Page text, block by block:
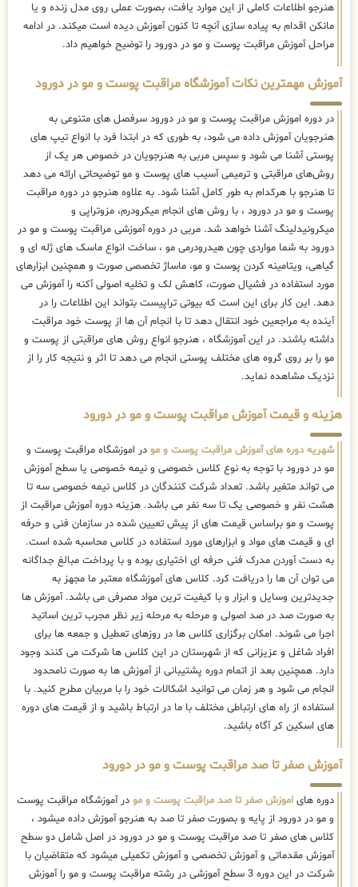
هنرجو اطلاعات کاملی از این موارد یافت، بصورت عملی روی مدل زنده و یا
مانکن اقدام به پیاده سازی آنچه تا کنون آموزش دیده است میکند. در ادامه
مراحل آموزش مراقبت پوست و مو در دورود را توضیح خواهیم داد.
آموزش مهمترین نکات آموزشگاه مراقبت پوست و مو در دورود
در دوره اموزش مراقبت پوست و مو در دورود سرفصل های متنوعی به
هنرجویان آموزش داده می شود، به طوری که در ابتدا فرد با انواع تیپ های
پوستی آشنا می شود و سپس مربی به هنرجویان در خصوص هر یک از
روش‌های مراقبتی و ترمیمی آسیب های پوست و مو توضیحاتی ارائه می دهد
تا هنرجو با هرکدام به طور کامل آشنا شود. به علاوه هنرجو در دوره مراقبت
پوست و مو در دورود ، با روش های انجام میکرودرم، مزوتراپی و
میکرونیدلینگ آشنا خواهد شد. مربی در دوره آموزشی مراقبت پوست و مو در
دورود به شما مواردی چون هیدرودرمی مو ، ساخت انواع ماسک های ژله ای و
گیاهی، ویتامینه کردن پوست و مو، ماساژ تخصصی صورت و همچنین ابزارهای
مورد استفاده در فشیال صورت، کاهش لک و تخلیه اصولی آکنه را آموزش می
دهد. این کار برای این است که بیوتی تراپیست بتواند این اطلاعات را در
آینده به مراجعین خود انتقال دهد تا با انجام آن ها از پوست خود مراقبت
داشته باشند. در این آموزشگاه ، هنرجو انواع روش های مراقبتی از پوست و
مو را بر روی گروه های مختلف پوستی انجام می دهد تا اثر و نتیجه کار را از
نزدیک مشاهده نماید.
هزینه و قیمت آموزش مراقبت پوست و مو در دورود
شهریه دوره های آموزش مراقبت پوست و مو در اموزشگاه مراقبت پوست و
مو در دورود با توجه به نوع کلاس خصوصی و نیمه خصوصی یا سطح آموزش
می تواند متغیر باشد. تعداد شرکت کنندگان در کلاس نیمه خصوصی سه تا
هشت نفر و خصوصی یک تا سه نفر می باشد. هزینه دوره آموزش مراقبت از
پوست و مو براساس قیمت های از پیش تعیین شده در سازمان فنی و حرفه
ای و قیمت های مواد و ابزارهای مورد استفاده در کلاس محاسبه شده است.
به دست آوردن مدرک فنی حرفه ای اختیاری بوده و با پرداخت مبالغ جداگانه
می توان آن ها را دریافت کرد. کلاس های آموزشگاه معتبر ما مجهز به
جدیدترین وسایل و ابزار و با کیفیت ترین مواد مصرفی می باشد. آموزش ها
به صورت صد در صد اصولی و مرحله به مرحله زیر نظر مجرب ترین اساتید
اجرا می شوند. امکان برگزاری کلاس ها در روزهای تعطیل و جمعه ها برای
افراد شاغل و عزیزانی که از شهرستان در این کلاس ها شرکت می کنند وجود
دارد. همچنین بعد از اتمام دوره پشتیبانی از آموزش ها به صورت نامحدود
انجام می شود و هر زمان می توانید اشکالات خود را با مربیان مطرح کنید. با
استفاده از راه های ارتباطی مختلف با ما در ارتباط باشید و از قیمت های دوره
های اسکین کر آگاه باشید.
آموزش صفر تا صد مراقبت پوست و مو در دورود
دوره های اموزش صفر تا صد مراقبت پوست و مو در آموزشگاه مراقبت پوست
و مو در دورود از پایه و بصورت صفر تا صد به هنرجو آموزش داده میشود ،
کلاس های صفر تا صد مراقبت پوست و مو در دورود در اصل شامل دو سطح
آموزش مقدماتی و آموزش تخصصی و آموزش تکمیلی میشود که متقاضیان با
شرکت در این دوره 3 سطح آموزشی در رشته مراقبت پوست و مو را آموزش